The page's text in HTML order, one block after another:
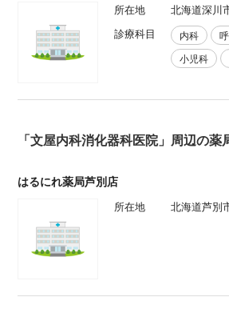
所在地
北海道深川
診療科目
内科
小児科
「文屋内科消化器科医院」周辺の薬
はるにれ薬局芦別店
所在地 北海道芦別